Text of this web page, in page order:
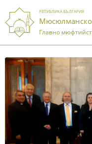
РЕПУБЛИКА БЪЛГАРИЯ
Главно